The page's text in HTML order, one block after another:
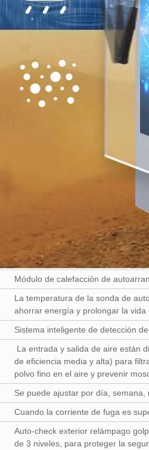
Módulo de calefacción de
La temperatura de la sonda de
ahorrar energía y prolongar la vida
Sistema inteligente de detección
La entrada y salida de aire están
de eficiencia media y alta) para
polvo fino en el aire y prevenir
Se puede ajustar por día,
Cuando la corriente de fuga es
Auto-check exterior relámpago
de 3 niveles, para proteger la